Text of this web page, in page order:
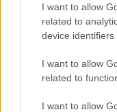
I want to allow
related to
device identifiers
I want to allow
related to
I want to allow
SZENT-IVÁNYI
kemény lépésre
az EU-
emlegetett
gyakorlatilag
azonban csak